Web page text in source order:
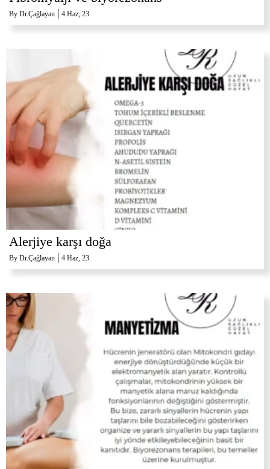
By Dr.Çağlayan | 4 Haz, 23
Alerjiye karşı doğa
By Dr.Çağlayan | 4 Haz, 23